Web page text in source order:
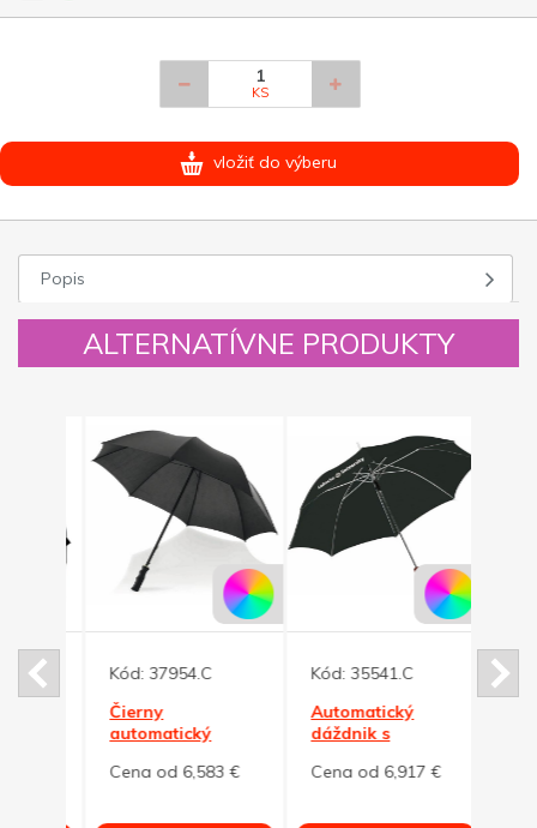
KS
vložiť do výberu
Popis
ALTERNATÍVNE PRODUKTY
Kód:37954.C
Čierny
automatický
tvarovaným
Cena od 6,583 €
Kód:35541.C
Automatický
dáždnik s
rukoväťou, čierna
Cena od 6,917 €